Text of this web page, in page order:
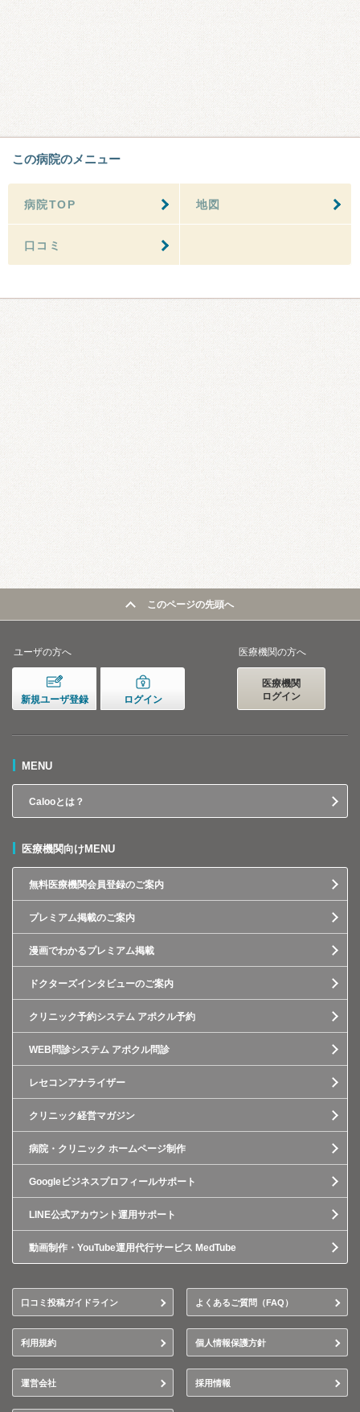
この病院のメニュー
病院TOP 地図
口コミ
このページの先頭へ
ユーザの方へ
新規ユーザ登録 ログイン
医療機関の方へ
医療機関
ログイン
MENU
Calooとは？
医療機関向けMENU
無料医療機関会員登録のご案内
プレミアム掲載のご案内
漫画でわかるプレミアム掲載
ドクターズインタビューのご案内
クリニック予約システム アポクル予約
WEB問診システム アポクル問診
レセコンアナライザー
クリニック経営マガジン
病院・クリニック ホームページ制作
Googleビジネスプロフィールサポート
LINE公式アカウント運用サポート
動画制作・YouTube運用代行サービス MedTube
口コミ投稿ガイドライン よくあるご質問（FAQ）
利用規約 個人情報保護方針
運営会社 採用情報